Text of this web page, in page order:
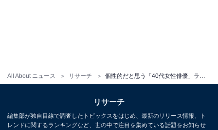
All About ニュース リサーチ 個性的だと思う「40代女性俳優」ランキング！ 1位「江口のりこ」、続く2位は？
リサーチ
編集部が独自目線で調査したトピックスをはじめ、最新のリリース情報、ト
レンドに関するランキングなど、世の中で注目を集めている話題をお知らせ